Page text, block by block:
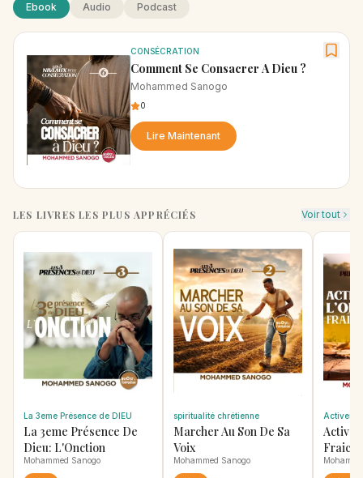
Ebook Audio Podcast
CONSÉCRATION
Comment Se Consacrer A Dieu ?
Mohammed Sanogo
0
Lire Maintenant
LES LIVRES LES PLUS APPRÉCIÉS Voir tout
La 3eme Présence de DIEU
La 3eme Présence De
Dieu: L'Onction
Mohammed Sanogo
spiritualité chrétienne
Marcher Au Son De Sa
Voix
Mohammed Sanogo
Activer
Fraiche